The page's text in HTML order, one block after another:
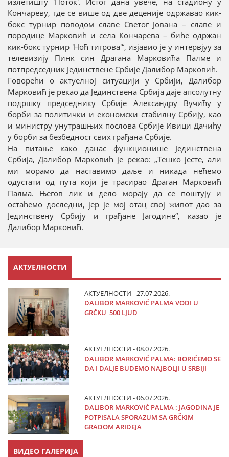
Кончареву, где се више од две деценије одржавао кик-
бокс турнир поводом славе Светог Јована – славе и
породице Марковић и села Кончарева – биће одржан
кик-бокс турнир 'Ноћ тигрова'“, изјавио је у интервјуу за
телевизију Пинк син Драгана Марковића Палме и
потпредседник Јединствене Србије Далибор Марковић.
Говорећи о актуелној ситуацији у Србији, Далибор
Марковић је рекао да Јединствена Србија даје апсолутну
подршку председнику Србије Александру Вучићу у
борби за политички и економски стабилну Србију, као
и министру унутрашњих послова Србије Ивици Дачићу
у борби за безбедност свих грађана Србије.
На питање како данас функционише Јединствена
Србија, Далибор Марковић је рекао: „Тешко јесте, али
ми морамо да наставимо даље и никада нећемо
одустати од пута који је трасирао Драган Марковић
Палма. Његов лик и дело морају да се поштују и
остаћемо доследни, јер је мој отац свој живот дао за
Јединствену Србију и грађане Јагодине“, казао је
Далибор Марковић.
АКТУЕЛНОСТИ
АКТУЕЛНОСТИ - 27.07.2026.
DALIBOR MARKOVIĆ PALMA VODI U
GRČKU 500 LJUD
АКТУЕЛНОСТИ - 08.07.2026.
DALIBOR MARKOVIĆ PALMA: BORIĆEMO SE
DA I DALJE BUDEMO NAJBOLJI U SRBIJI
АКТУЕЛНОСТИ - 06.07.2026.
DALIBOR MARKOVIĆ PALMA : JAGODINA JE
POTPISALA SPORAZUM SA GRČKIM
GRADOM ARIDEJA
ВИДЕО ГАЛЕРИЈА